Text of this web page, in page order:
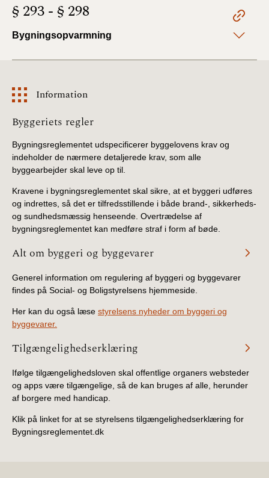
§ 293 - § 298
Bygningsopvarmning
Information
Information
Byggeriets regler
Bygningsreglementet udspecificerer byggelovens krav og
indeholder de nærmere detaljerede krav, som alle
byggearbejder skal leve op til.
Kravene i bygningsreglementet skal sikre, at et byggeri udføres
og indrettes, så det er tilfredsstillende i både brand-, sikkerheds-
og sundhedsmæssig henseende. Overtrædelse af
bygningsreglementet kan medføre straf i form af bøde.
Alt om byggeri og byggevarer
Generel information om regulering af byggeri og byggevarer
findes på Social- og Boligstyrelsens hjemmeside.
Her kan du også læse styrelsens nyheder om byggeri og
byggevarer.
Tilgængelighedserklæring
Ifølge tilgængelighedsloven skal offentlige organers websteder
og apps være tilgængelige, så de kan bruges af alle, herunder
af borgere med handicap.
Klik på linket for at se styrelsens tilgængelighedserklæring for
Bygningsreglementet.dk